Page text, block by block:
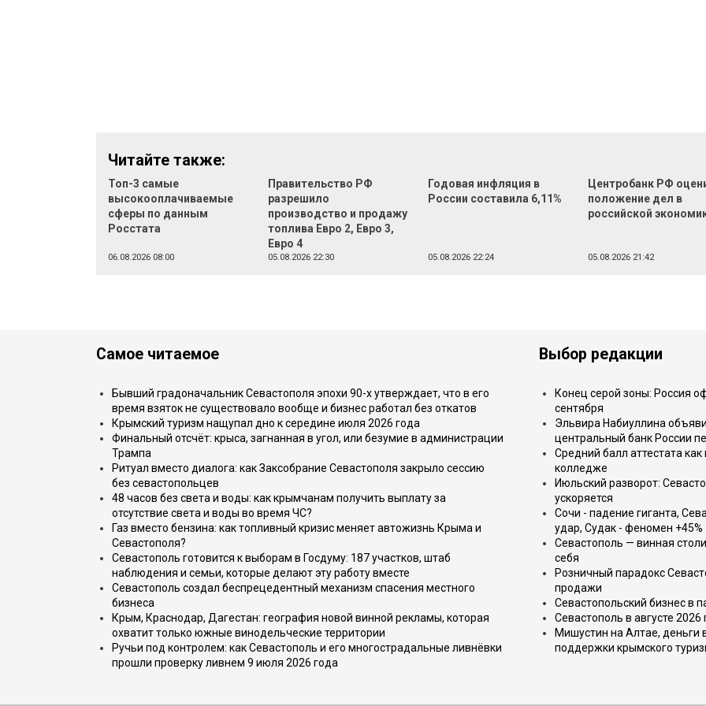
Читайте также:
Топ-3 самые
высокооплачиваемые
сферы по данным
Росстата
06.08.2026 08:00
Правительство РФ
разрешило
производство и продажу
топлива Евро 2, Евро 3,
Евро 4
05.08.2026 22:30
Годовая инфляция в
России составила 6,11%
05.08.2026 22:24
Центробанк РФ
положение дел в
российской
05.08.2026 21:42
Самое читаемое
Бывший градоначальник Севастополя эпохи 90-х утверждает, что в его
время взяток не существовало вообще и бизнес работал без откатов
Крымский туризм нащупал дно к середине июля 2026 года
Финальный отсчёт: крыса, загнанная в угол, или безумие в администрации
Трампа
Ритуал вместо диалога: как Заксобрание Севастополя закрыло сессию
без севастопольцев
48 часов без света и воды: как крымчанам получить выплату за
отсутствие света и воды во время ЧС?
Газ вместо бензина: как топливный кризис меняет автожизнь Крыма и
Севастополя?
Севастополь готовится к выборам в Госдуму: 187 участков, штаб
наблюдения и семьи, которые делают эту работу вместе
Севастополь создал беспрецедентный механизм спасения местного
бизнеса
Крым, Краснодар, Дагестан: география новой винной рекламы, которая
охватит только южные винодельческие территории
Ручьи под контролем: как Севастополь и его многострадальные ливнёвки
прошли проверку ливнем 9 июля 2026 года
Выбор редакции
Конец серой зоны: Россия
сентября
Эльвира Набиуллина
центральный банк России
Средний балл аттестата
колледже
Июльский разворот:
ускоряется
Сочи - падение гиганта,
удар, Судак - феномен +45%
Севастополь — винная
себя
Розничный парадокс
продажи
Севастопольский бизнес в
Севастополь в августе
Мишустин на Алтае, деньги
поддержки крымского